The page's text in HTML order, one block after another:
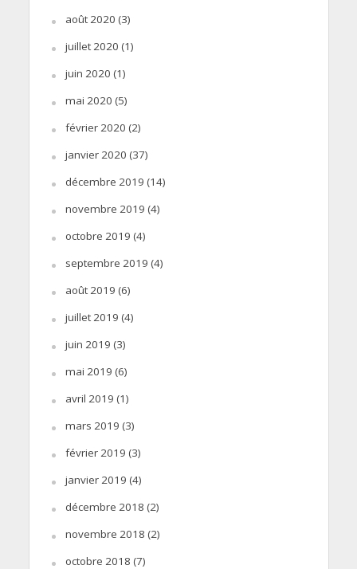
août 2020 (3)
juillet 2020 (1)
juin 2020 (1)
mai 2020 (5)
février 2020 (2)
janvier 2020 (37)
décembre 2019 (14)
novembre 2019 (4)
octobre 2019 (4)
septembre 2019 (4)
août 2019 (6)
juillet 2019 (4)
juin 2019 (3)
mai 2019 (6)
avril 2019 (1)
mars 2019 (3)
février 2019 (3)
janvier 2019 (4)
décembre 2018 (2)
novembre 2018 (2)
octobre 2018 (7)